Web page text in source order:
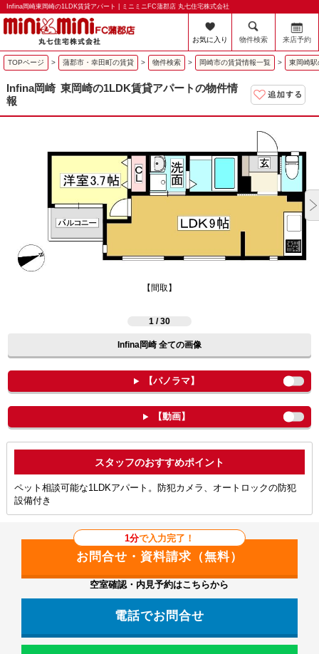
Infina岡崎東岡崎の1LDK賃貸アパート | ミニミニFC蒲郡店 丸七住宅株式会社
お気に入り 物件検索 来店予約
TOPページ > 蒲郡市・幸田町の賃貸 > 物件検索 > 岡崎市の賃貸情報一覧 > 東岡崎
Infina岡崎 東岡崎の1LDK賃貸アパートの物件情
報
【間取】
1 / 30
Infina岡崎 全ての画像
【パノラマ】
【動画】
ポイント
ペット相談可能な1LDKアパート。防犯カメラ、オートロックの防犯
設備付き
1分で入力完了！
空室確認・内見予約はこちらから
電話でお問合せ